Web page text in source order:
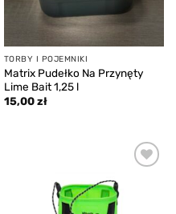
TORBY I POJEMNIKI
Matrix Pudełko Na Przynęty
Lime Bait 1,25 l
15,00zł